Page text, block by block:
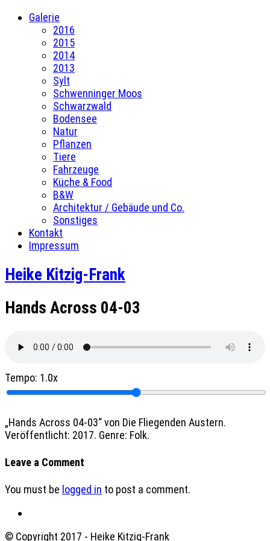
Galerie
2016
2015
2014
2013
Sylt
Schwenninger Moos
Schwarzwald
Bodensee
Natur
Pflanzen
Tiere
Fahrzeuge
Küche & Food
B&W
Architektur / Gebäude und Co.
Sonstiges
Kontakt
Impressum
Heike Kitzig-Frank
Hands Across 04-03
Tempo: 1.0x
„Hands Across 04-03“ von Die Fliegenden Austern.
Veröffentlicht: 2017. Genre: Folk.
Leave a Comment
You must be logged in to post a comment.
© Copyright 2017 - Heike Kitzig-Frank